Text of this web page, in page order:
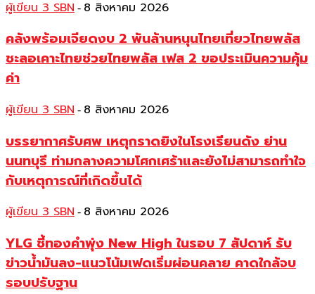
ผู้เขียน 3 SBN - 8 สิงหาคม 2026
คลังพร้อมเจียดงบ 2 พันล้านหนุนไทยเที่ยวไทยพลัส
ชะลอเคาะไทยช่วยไทยพลัส เฟส 2 ขอประเมินความคุ้ม
ค่า
ผู้เขียน 3 SBN - 8 สิงหาคม 2026
บรรยากาศรับศพ เหตุกราดยิงในโรงเรียนดัง ย่าน
นนทบุรี ท่ามกลางความโศกเศร้าและยังไม่สามารถทำใจ
กับเหตุการณ์ที่เกิดขึ้นได้
ผู้เขียน 3 SBN - 8 สิงหาคม 2026
YLG ชี้ทองคำพุ่ง New High ในรอบ 7 สัปดาห์ รับ
ข่าวน้ำมันลง-แนวโน้มเฟดเริ่มผ่อนคลาย คาดใกล้จบ
รอบปรับฐาน